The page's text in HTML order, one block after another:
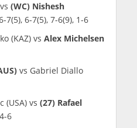
(WC) Nishesh
7(5), 6-7(5), 7-6(9), 1-6
(KAZ) vs Alex Michelsen
vs Gabriel Diallo
(USA) vs (27) Rafael
6